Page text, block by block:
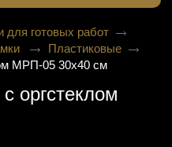
для готовых работ
Пластиковые
МРП-05 30х40 см
оргстеклом